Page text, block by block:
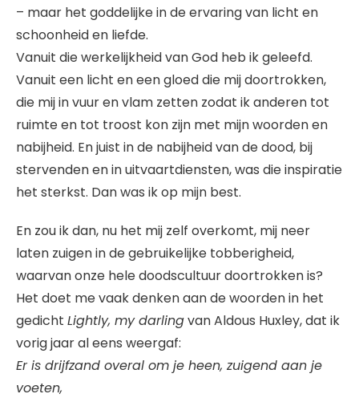
– maar het goddelijke in de ervaring van licht en
schoonheid en liefde.
Vanuit die werkelijkheid van God heb ik geleefd.
Vanuit een licht en een gloed die mij doortrokken,
die mij in vuur en vlam zetten zodat ik anderen tot
ruimte en tot troost kon zijn met mijn woorden en
nabijheid. En juist in de nabijheid van de dood, bij
stervenden en in uitvaartdiensten, was die inspiratie
het sterkst. Dan was ik op mijn best.
En zou ik dan, nu het mij zelf overkomt, mij neer
laten zuigen in de gebruikelijke tobberigheid,
waarvan onze hele doodscultuur doortrokken is?
Het doet me vaak denken aan de woorden in het
gedicht Lightly, my darlingvan Aldous Huxley, dat ik
vorig jaar al eens weergaf:
Er is drijfzand overal om je heen, zuigend aan je
voeten,